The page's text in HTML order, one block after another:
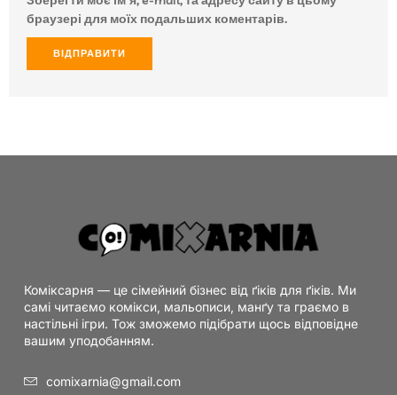
браузері для моїх подальших коментарів.
Коміксарня — це сімейний бізнес від ґіків для ґіків. Ми
самі читаємо комікси, мальописи, манґу та граємо в
настільні ігри. Тож зможемо підібрати щось відповідне
вашим уподобанням.
comixarnia@gmail.com